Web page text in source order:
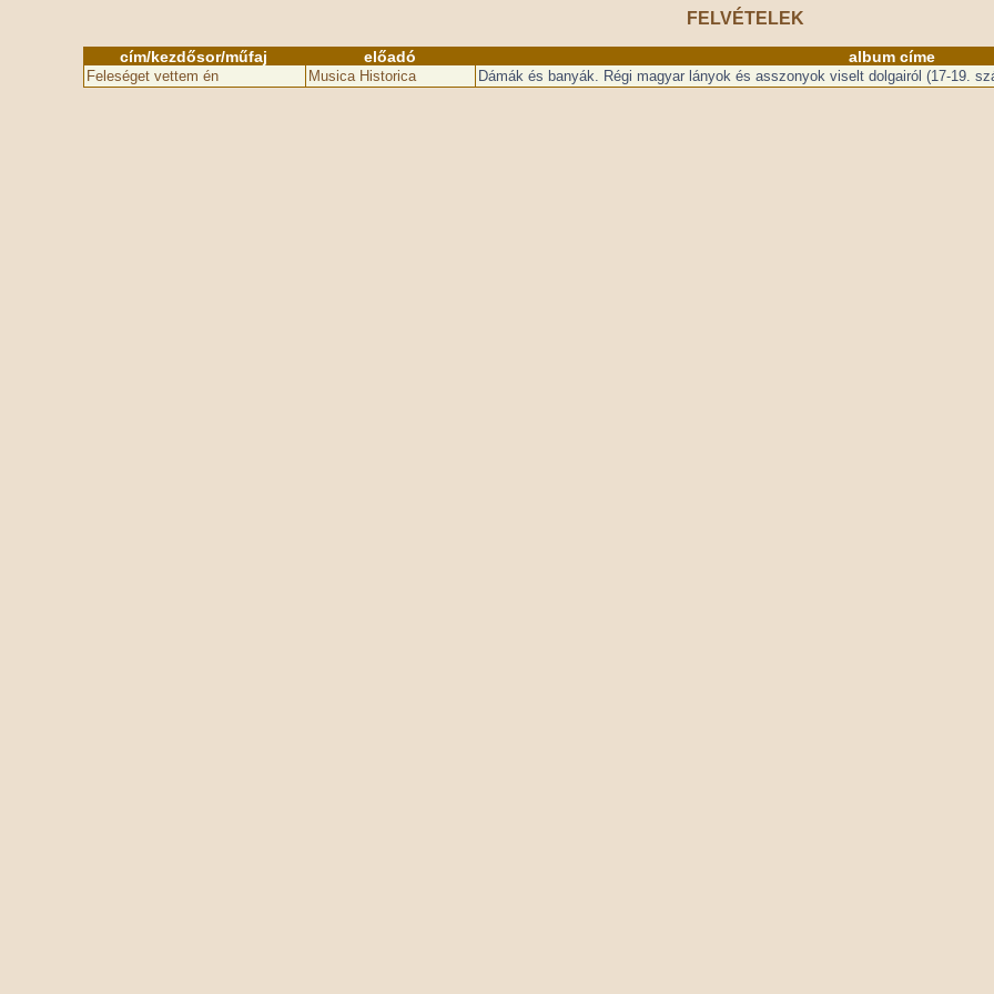
FELVÉTELEK
cím/kezdősor/műfaj előadó album címe
Feleséget vettem én Musica Historica Dámák és banyák. Régi magyar lányok és asszonyok viselt dolgairól (17-19.